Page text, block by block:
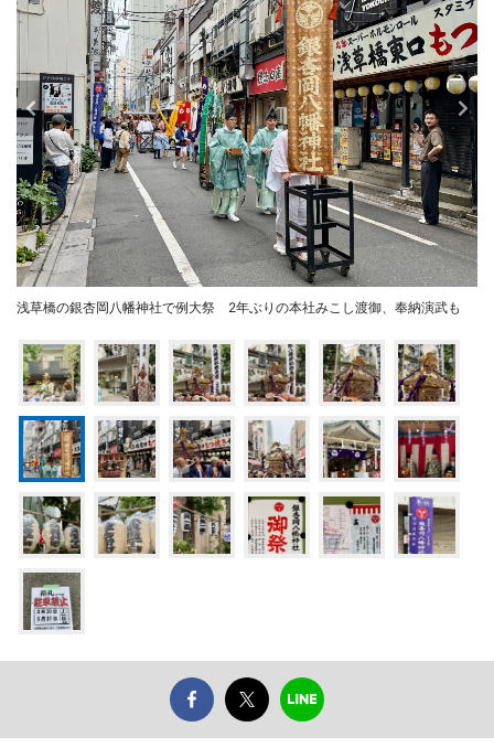
浅草橋の銀杏岡八幡神社で例大祭 2年ぶりの本社みこし渡御、奉納演武も